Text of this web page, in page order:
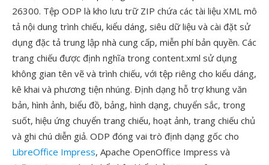
26300. Tệp ODP là kho lưu trữ ZIP chứa các tài liệu XML mô
tả nội dung trình chiếu, kiểu dáng, siêu dữ liệu và cài đặt sử
dụng đặc tả trung lập nhà cung cấp, miễn phí bản quyền. Các
trang chiếu được định nghĩa trong content.xml sử dụng
không gian tên vẽ và trình chiếu, với tệp riêng cho kiểu dáng,
kê khai và phương tiện nhúng. Định dạng hỗ trợ khung văn
bản, hình ảnh, biểu đồ, bảng, hình dạng, chuyển sắc, trong
suốt, hiệu ứng chuyển trang chiếu, hoạt ảnh, trang chiếu chủ
và ghi chú diễn giả. ODP đóng vai trò định dạng gốc cho
LibreOffice Impress, Apache OpenOffice Impress và